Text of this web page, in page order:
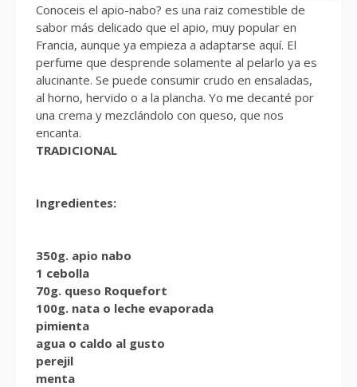
Conoceis el apio-nabo? es una raiz comestible de
sabor más delicado que el apio, muy popular en
Francia, aunque ya empieza a adaptarse aquí. El
perfume que desprende solamente al pelarlo ya es
alucinante. Se puede consumir crudo en ensaladas,
al horno, hervido o a la plancha. Yo me decanté por
una crema y mezclándolo con queso, que nos
encanta.
TRADICIONAL
Ingredientes:
350g. apio nabo
1 cebolla
70g. queso Roquefort
100g. nata o leche evaporada
pimienta
agua o caldo al gusto
perejil
menta